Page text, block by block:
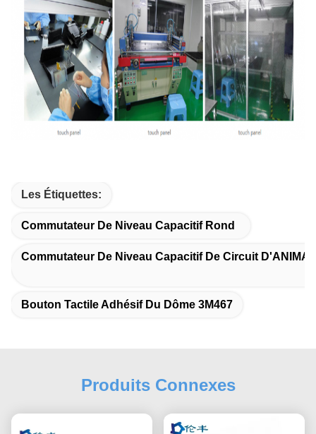
Les Étiquettes:
Commutateur De Niveau Capacitif Rond
Commutateur De Niveau Capacitif De Circuit
Bouton Tactile Adhésif Du Dôme 3M467
Produits Connexes